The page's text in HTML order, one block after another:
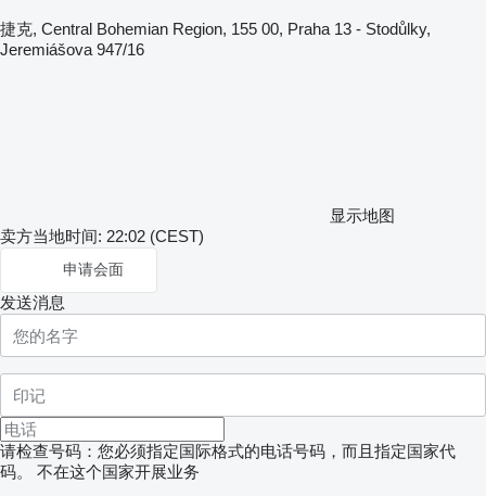
捷克, Central Bohemian Region, 155 00, Praha 13 - Stodůlky,
Jeremiášova 947/16
显示地图
卖方当地时间: 22:02 (CEST)
申请会面
发送消息
请检查号码：您必须指定国际格式的电话号码，而且指定国家代
码。
不在这个国家开展业务